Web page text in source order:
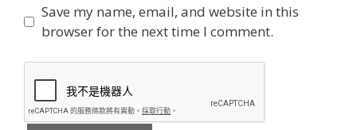
Save my name, email, and website in this
browser for the next time I comment.